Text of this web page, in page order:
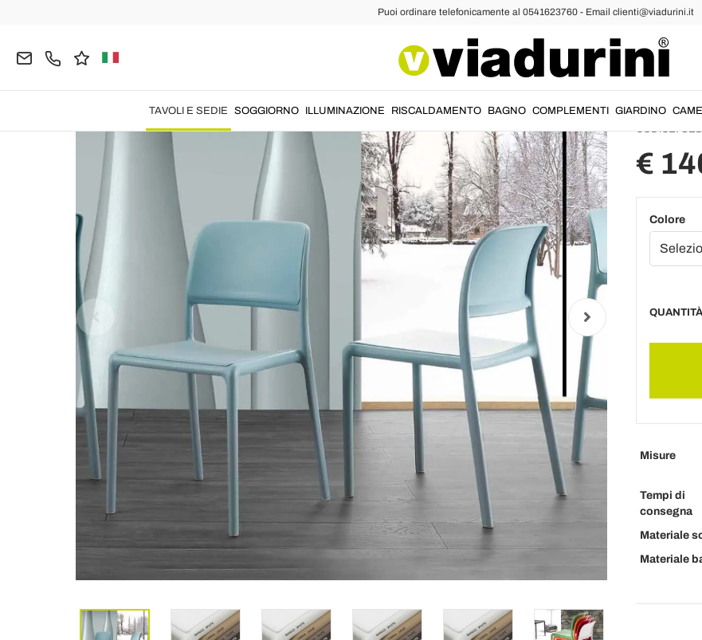
Puoi ordinare telefonicamente al 0541623760 - Email clienti@viadurini.it
TAVOLI E SEDIE SOGGIORNO ILLUMINAZIONE RISCALDAMENTO BAGNO COMPLEMENTI GIARDINO
CODICE:
€
Colore
QUANTITÀ
Misure
Tempi di
consegna
Materiale
Materiale